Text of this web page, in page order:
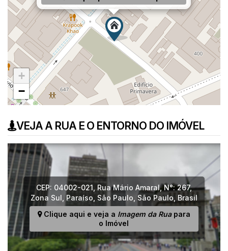
+
−
VEJA A RUA E O ENTORNO DO IMÓVEL
CEP: 04002-021, Rua Mário Amaral,N°:267,
Zona Sul Paraíso São Paulo São Paulo Brasil
Clique aqui e veja a Imagem da Ruapara
o Imóvel